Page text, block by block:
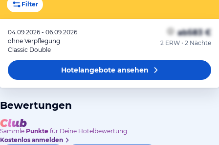
Filter
04.09.2026 - 06.09.2026
ohne Verpflegung
Classic Double
ab583 €
2 ERW • 2 Nächte
Hotelangeboteansehen
Bewertungen
Sammle Punkte für Deine Hotelbewertung.
Kostenlos anmelden